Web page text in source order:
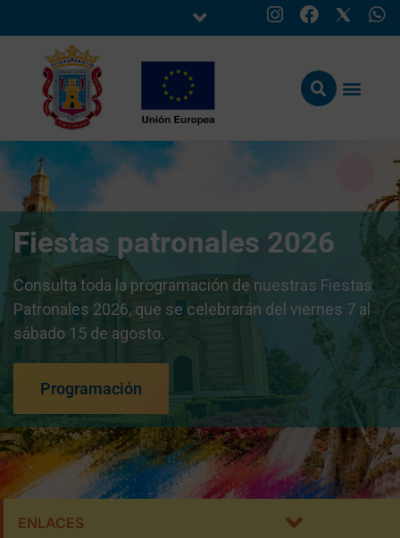
Fiestas patronales 2026
Consulta toda la programación de nuestras Fiestas
Patronales 2026, que se celebrarán del viernes 7 al
sábado 15 de agosto.
Programación
ENLACES